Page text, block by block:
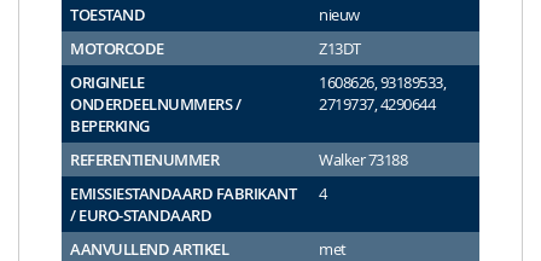
TOESTAND
nieuw
MOTORCODE
Z13DT
ORIGINELE
ONDERDEELNUMMERS /
BEPERKING
1608626, 93189533,
2719737, 4290644
REFERENTIENUMMER
Walker 73188
EMISSIESTANDAARD FABRIKANT
/ EURO-STANDAARD
4
AANVULLEND ARTIKEL
met